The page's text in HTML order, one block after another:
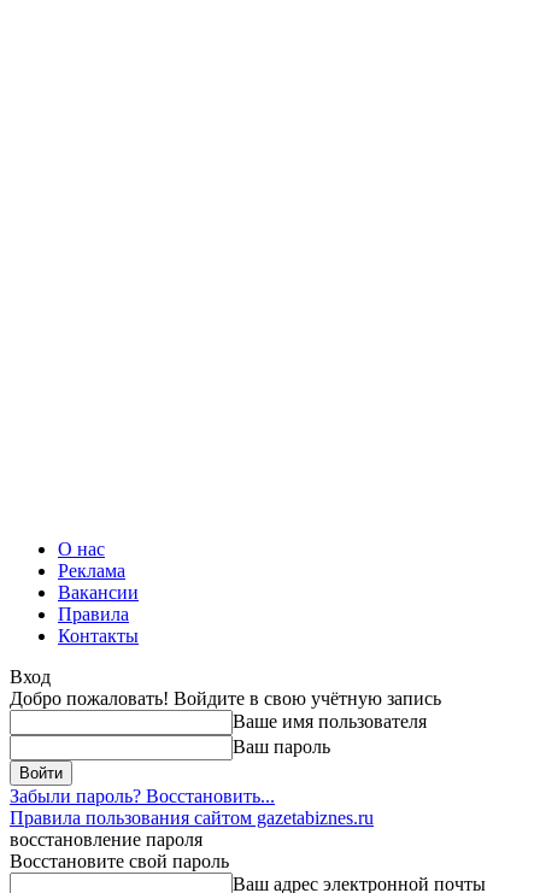
О нас
Реклама
Вакансии
Правила
Контакты
Вход
Добро пожаловать! Войдите в свою учётную запись
Ваше имя пользователя
Ваш пароль
Забыли пароль? Восстановить...
Правила пользования сайтом gazetabiznes.ru
восстановление пароля
Восстановите свой пароль
Ваш адрес электронной почты